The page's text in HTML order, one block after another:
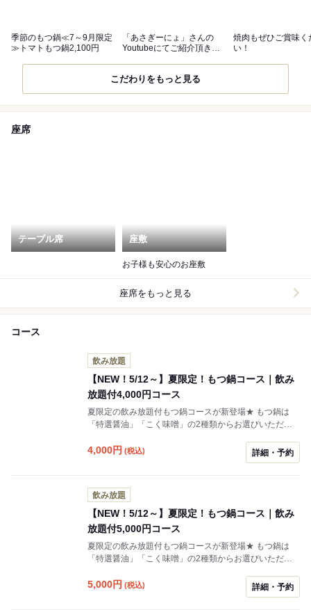
季節のもつ鍋≪7～9月限定
≫トマトもつ鍋2,100円
「あさぎーにょ」さんの
Youtubeにてご紹介頂きま
焼肉もぜひご賞味く
い！
こだわりをもっと見る
座席
テーブル席 座敷
お子様も安心のお座敷
座席をもっと見る
コース
飲み放題
【NEW！5/12～】夏限定！もつ鍋コース｜飲み
放題付4,000円コース
夏限定の飲み放題付もつ鍋コースが新登場★ もつ鍋は
「特選醤油」「こく味噌」の2種類からお選びいただけ
4,000円 (税込) 詳細・予約
飲み放題
【NEW！5/12～】夏限定！もつ鍋コース｜飲み
放題付5,000円コース
夏限定の飲み放題付もつ鍋コースが新登場★ もつ鍋は
「特選醤油」「こく味噌」の2種類からお選びいただけ
題付で各種ご宴会にもおすすめです！
5,000円 (税込) 詳細・予約